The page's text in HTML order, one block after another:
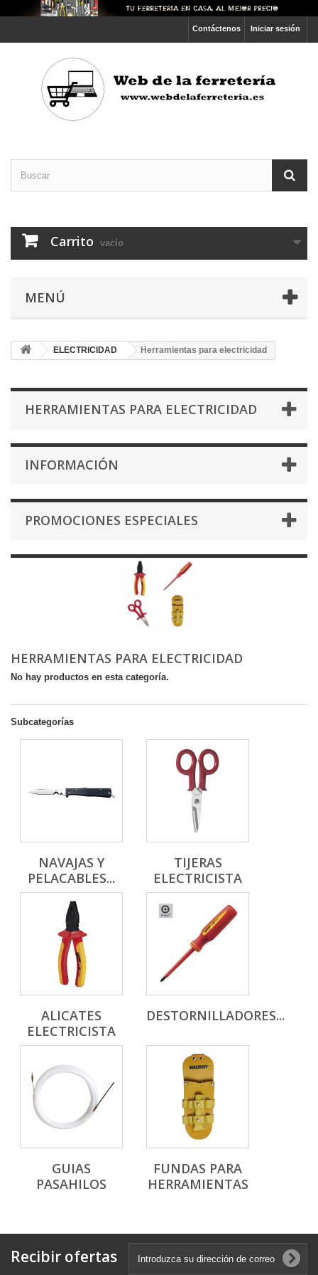
Iniciar sesión
Contáctenos
Carrito vacío
MENÚ
ELECTRICIDAD Herramientas para electricidad
HERRAMIENTAS PARA ELECTRICIDAD
INFORMACIÓN
PROMOCIONES ESPECIALES
HERRAMIENTAS PARA ELECTRICIDAD
No hay productos en esta categoría.
Subcategorías
NAVAJAS Y
PELACABLES...
TIJERAS
ELECTRICISTA
ALICATES
ELECTRICISTA
DESTORNILLADORES...
GUIAS
PASAHILOS
FUNDAS PARA
HERRAMIENTAS
Recibir ofertas